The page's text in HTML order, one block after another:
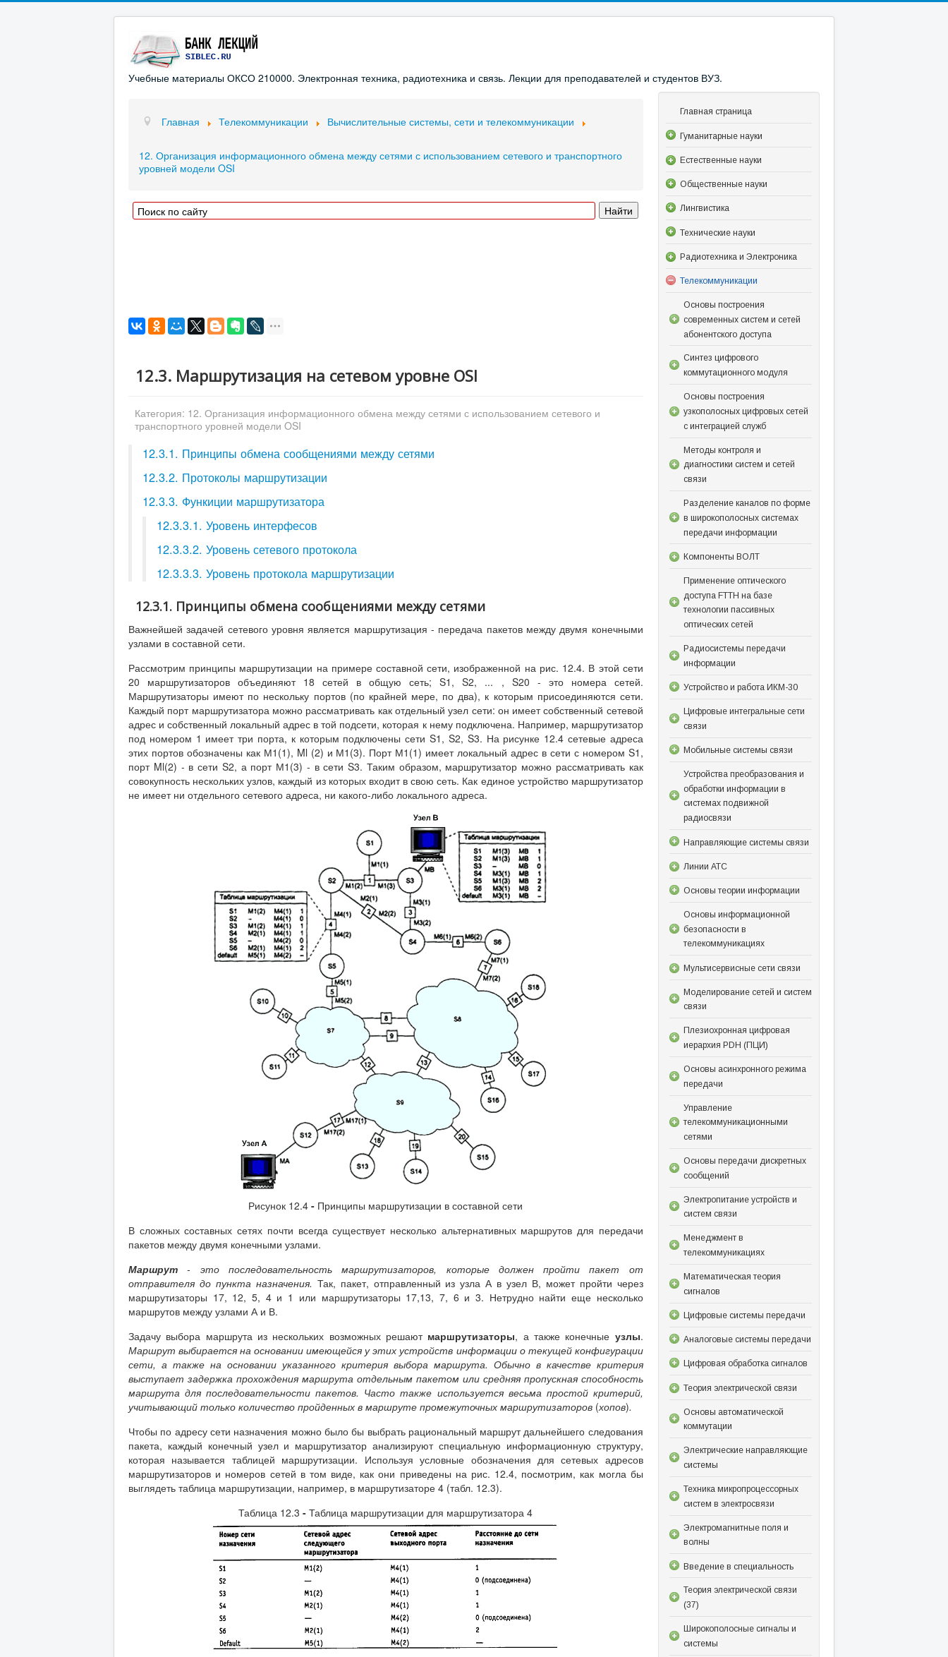
Учебные материалы ОКСО 210000. Электронная техника, радиотехника и связь. Лекции для преподавателей и студентов ВУЗ.
Главная Телекоммуникации Вычислительные системы, сети и телекоммуникации
12. Организация информационного обмена между сетями с использованием сетевого и транспортного
уровней модели OSI
12.3. Маршрутизация на сетевом уровне OSI
Категория: 12. Организация информационного обмена между сетями с использованием сетевого и
транспортного уровней модели OSI
12.3.1. Принципы обмена сообщениями между сетями
12.3.2. Протоколы маршрутизации
12.3.3. Функиции маршрутизатора
12.3.3.1. Уровень интерфесов
12.3.3.2. Уровень сетевого протокола
12.3.3.3. Уровень протокола маршрутизации
12.3.1. Принципы обмена сообщениями между сетями
Важнейшей задачей сетевого уровня является маршрутизация - передача пакетов между двумя конечными
узлами в составной сети.
Рассмотрим принципы маршрутизации на примере составной сети, изображенной на рис. 12.4. В этой сети
20 маршрутизаторов объединяют 18 сетей в общую сеть; S1, S2, ... , S20 - это номера сетей.
Маршрутизаторы имеют по нескольку портов (по крайней мере, по два), к которым присоединяются сети.
Каждый порт маршрутизатора можно рассматривать как отдельный узел сети: он имеет собственный сетевой
адрес и собственный локальный адрес в той подсети, которая к нему подключена. Например, маршрутизатор
под номером 1 имеет три порта, к которым подключены сети S1, S2, S3. На рисунке 12.4 сетевые адреса
этих портов обозначены как М1(1), Ml (2) и М1(3). Порт М1(1) имеет локальный адрес в сети с номером S1,
порт Ml(2) - в сети S2, а порт М1(3) - в сети S3. Таким образом, маршрутизатор можно рассматривать как
совокупность нескольких узлов, каждый из которых входит в свою сеть. Как единое устройство маршрутизатор
не имеет ни отдельного сетевого адреса, ни какого-либо локального адреса.
Рисунок 12.4 - Принципы маршрутизации в составной сети
В сложных составных сетях почти всегда существует несколько альтернативных маршрутов для передачи
пакетов между двумя конечными узлами.
Маршрут - это последовательность маршрутизаторов, которые должен пройти пакет от
отправителя до пункта назначения. Так, пакет, отправленный из узла А в узел В, может пройти через
маршрутизаторы 17, 12, 5, 4 и 1 или маршрутизаторы 17,13, 7, 6 и 3. Нетрудно найти еще несколько
маршрутов между узлами А и В.
Задачу выбора маршрута из нескольких возможных решают маршрутизаторы, а также конечные узлы.
Маршрут выбирается на основании имеющейся у этих устройств информации о текущей конфигурации
сети, а также на основании указанного критерия выбора маршрута. Обычно в качестве критерия
выступает задержка прохождения маршрута отдельным пакетом или средняя пропускная способность
маршрута для последовательности пакетов. Часто также используется весьма простой критерий,
учитывающий только количество пройденных в маршруте промежуточных маршрутизаторов (хопов).
Чтобы по адресу сети назначения можно было бы выбрать рациональный маршрут дальнейшего следования
пакета, каждый конечный узел и маршрутизатор анализируют специальную информационную структуру,
которая называется таблицей маршрутизации. Используя условные обозначения для сетевых адресов
маршрутизаторов и номеров сетей в том виде, как они приведены на рис. 12.4, посмотрим, как могла бы
выглядеть таблица маршрутизации, например, в маршрутизаторе 4 (табл. 12.3).
Таблица 12.3 - Таблица маршрутизации для маршрутизатора 4
Главная страница
Гуманитарные науки
Естественные науки
Общественные науки
Лингвистика
Технические науки
Радиотехника и Электроника
Телекоммуникации
Основы построения
современных систем и сетей
абонентского доступа
Синтез цифрового
коммутационного модуля
Основы построения
узкополосных цифровых сетей
с интеграцией служб
Методы контроля и
диагностики систем и сетей
связи
Разделение каналов по форме
в широкополосных системах
передачи информации
Компоненты ВОЛТ
Применение оптического
доступа FTTH на базе
технологии пассивных
оптических сетей
Радиосистемы передачи
информации
Устройство и работа ИКМ-30
Цифровые интегральные сети
связи
Мобильные системы связи
Устройства преобразования и
обработки информации в
системах подвижной
радиосвязи
Направляющие системы связи
Линии АТС
Основы теории информации
Основы информационной
безопасности в
телекоммуникациях
Мультисервисные сети связи
Моделирование сетей и систем
связи
Плезиохронная цифровая
иерархия PDH (ПЦИ)
Основы асинхронного режима
передачи
Управление
телекоммуникационными
сетями
Основы передачи дискретных
сообщений
Электропитание устройств и
систем связи
Менеджмент в
телекоммуникациях
Математическая теория
сигналов
Цифровые системы передачи
Аналоговые системы передачи
Цифровая обработка сигналов
Теория электрической связи
Основы автоматической
коммутации
Электрические направляющие
системы
Техника микропроцессорных
систем в электросвязи
Электромагнитные поля и
волны
Введение в специальность
Теория электрической связи
(37)
Широкополосные сигналы и
системы